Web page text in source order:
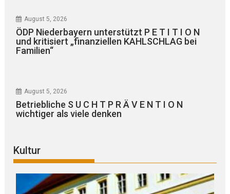
August 5, 2026
ÖDP Niederbayern unterstützt P E T I T I O N
und kritisiert „finanziellen KAHLSCHLAG bei
Familien“
August 5, 2026
Betriebliche S U C H T P R Ä V E N T I O N
wichtiger als viele denken
Kultur